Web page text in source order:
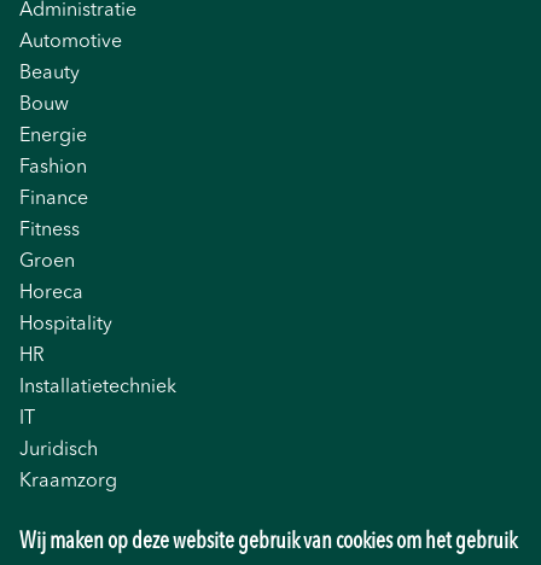
Administratie
Automotive
Beauty
Bouw
Energie
Fashion
Finance
Fitness
Groen
Horeca
Hospitality
HR
Installatietechniek
Juridisch
Kraamzorg
Management
Wij maken op deze website gebruik van cookies om het gebruik